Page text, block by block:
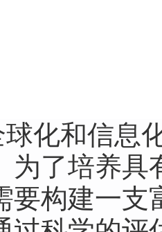
球化和信息
为了培养
要构建一